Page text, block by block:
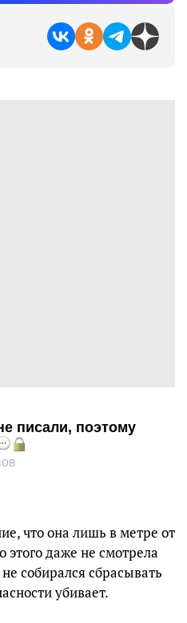
писали, поэтому
что она лишь в метре от
этого даже не смотрела
собирался сбрасывать
убивает.